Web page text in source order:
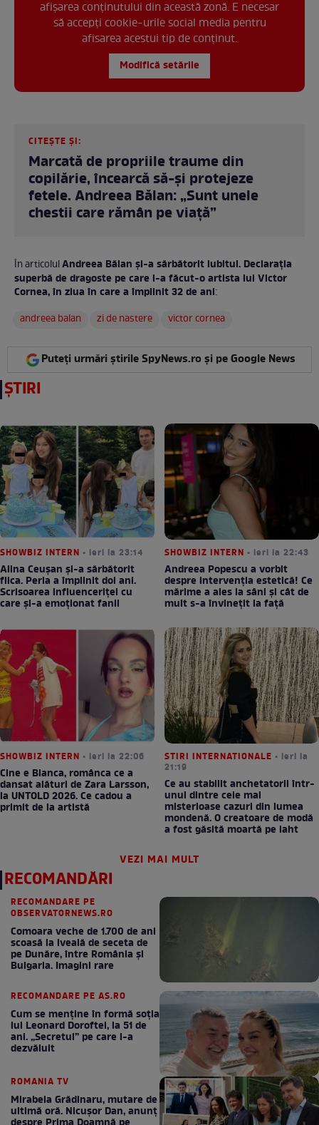
afișarea conținutului din această zonă. E necesar
să accepți cookie-urile social media pentru
afisarea acestui tip de conținut.
Modifică setările
CITEȘTE ȘI:
Marcată de propriile traume din
copilărie, încearcă să-și protejeze
fetele. Andreea Bălan: „Sunt unele
chestii care rămân pe viață”
În articolulAndreea Bălan și-a sărbătorit iubitul. Declarația
superbă de dragoste pe care i-a făcut-o artista lui Victor
Cornea, în ziua în care a împlinit 32 de ani:
andreea balan
zi de nastere victor cornea
Puteți urmări știrile SpyNews.ro și pe Google News
ȘTIRI
SHOWBIZ INTERN • ieri la 23:14
Alina Ceușan și-a sărbătorit
fiica. Perla a împlinit doi ani.
Scrisoarea influenceriței cu
care și-a emoționat fanii
SHOWBIZ INTERN • ieri la 22:43
Andreea Popescu a vorbit
despre intervenția estetică! Ce
mărime a ales la sâni și cât de
mult s-a învinețit la față
SHOWBIZ INTERN • ieri la 22:06
Cine e Bianca, românca ce a
dansat alături de Zara Larsson,
la UNTOLD 2026. Ce cadou a
primit de la artistă
STIRI INTERNATIONALE • ieri la
21:19
Ce au stabilit anchetatorii într-
unul dintre cele mai
misterioase cazuri din lumea
mondenă. O creatoare de modă
a fost găsită moartă pe iaht
VEZI MAI MULT
RECOMANDĂRI
RECOMANDARE PE
OBSERVATORNEWS.RO
Comoara veche de 1.700 de ani
scoasă la iveală de seceta de
pe Dunăre, între România şi
Bulgaria. Imagini rare
RECOMANDARE PE AS.RO
Cum se menţine în formă soţia
lui Leonard Doroftei, la 51 de
ani. „Secretul” pe care l-a
dezvăluit
ROMANIA TV
Mirabela Grădinaru, mutare de
ultimă oră. Nicuşor Dan, anunţ